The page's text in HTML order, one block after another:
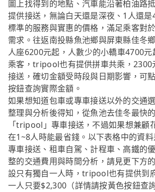
圖上找得到的地點、汽車能沿著柏油路
提供接送，無論白天還是深夜、1人還
標準的服務與實惠的價格，滿足乘客對
需求。往返南投縣魚池鄉與屏東縣佳冬
人座6200元起，人數少的小轎車4700
乘客，tripool也有提供拼車共乘，2300
接送，確切金額受時段與日期影響，可
按鈕查詢實際金額。
如果想知道包車或專車接送以外的交通
整理與分析後得知，從魚池去佳冬最快
「tripool」專車接送，不過如果想兼顧
在1~8人時能最省錢。以下表格中的資料
專車接送、租車自駕、計程車、高鐵的
整的交通費用與時間分析，請見更下方
設只有獨自一人時，tripool也有提供到
一人只要$2,300（詳情請按黃色按鈕查